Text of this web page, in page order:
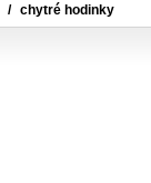
/ chytré hodinky